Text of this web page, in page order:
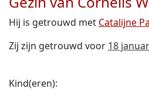
Hij is getrouwd met Catalijne
Zij zijn getrouwd voor 18
Kind(eren):